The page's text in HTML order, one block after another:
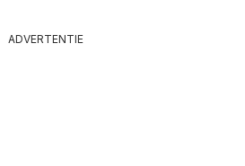
ADVERTENTIE